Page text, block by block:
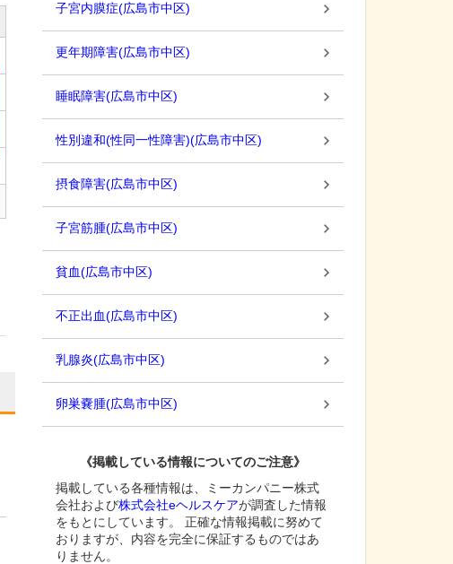
子宮内膜症(広島市中区)
更年期障害(広島市中区)
睡眠障害(広島市中区)
性別違和(性同一性障害)(広島市中区)
摂食障害(広島市中区)
子宮筋腫(広島市中区)
貧血(広島市中区)
不正出血(広島市中区)
乳腺炎(広島市中区)
卵巣嚢腫(広島市中区)
《掲載している情報についてのご注意》
掲載している各種情報は、ミーカンパニー株式
会社および株式会社eヘルスケアが調査した情報
をもとにしています。 正確な情報掲載に努めて
おりますが、内容を完全に保証するものではあ
りません。